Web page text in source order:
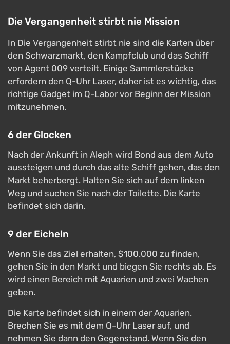
Die Vergangenheit stirbt nie Mission
In Die Vergangenheit stirbt nie sind die Karten über
den Schwarzmarkt, den Kampfclub und das Schiff
von Agent 009 verteilt. Einige Sammlerstücke
erfordern den Q-Uhr Laser, daher ist es wichtig, das
richtige Gadget im Q-Labor vor Beginn der Mission
mitzunehmen.
6 der Glocken
Nach der Ankunft in Aleph wird Bond aus dem Auto
aussteigen und durch das alte Schiff gehen, das den
Markt beherbergt. Halten Sie sich auf dem linken
Weg und suchen Sie nach der Toilette. Die Karte
befindet sich darin.
9 der Eicheln
Wenn Sie das Ziel erhalten, $100.000 zu finden,
gehen Sie in den Markt und biegen Sie rechts ab. Es
wird einen Bereich mit Aquarien und zwei Wachen
geben.
Die Karte befindet sich in einem der Aquarien.
Brechen Sie es mit dem Q-Uhr Laser auf, und
nehmen Sie dann den Gegenstand. Wenn Sie den